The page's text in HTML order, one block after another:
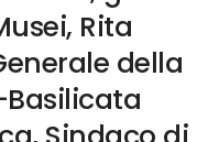
Rita
della